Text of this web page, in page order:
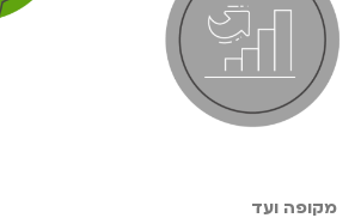
מקופה ועד